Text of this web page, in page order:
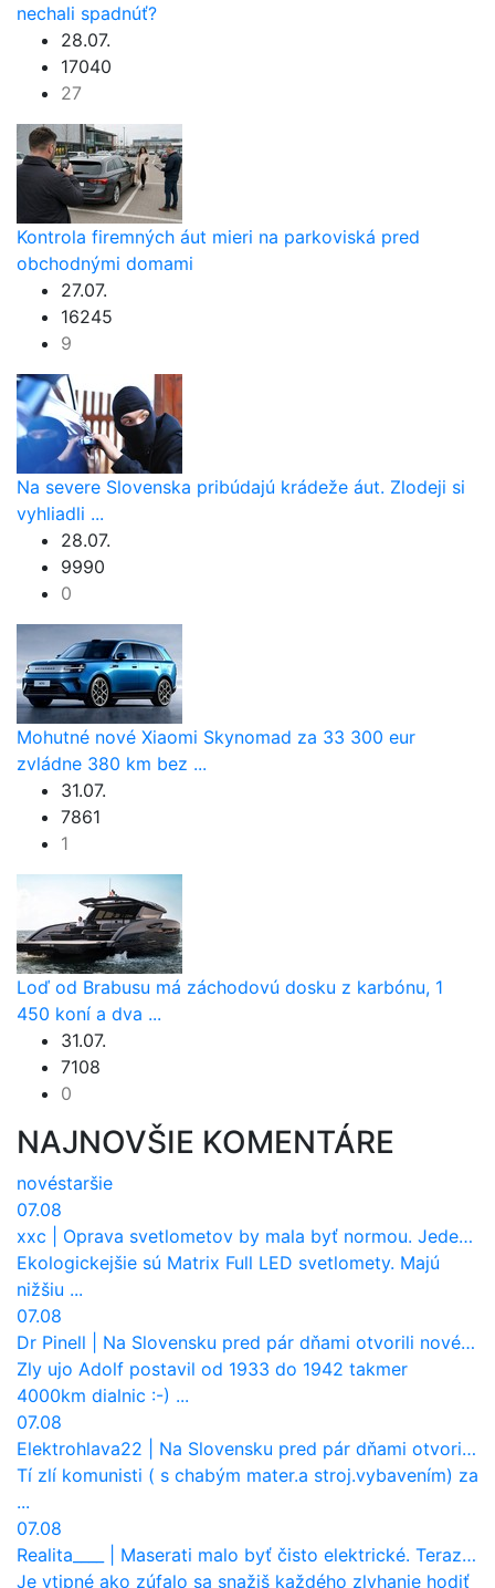
nechali spadnúť?
28.07.
17040
27
Kontrola firemných áut mieri na parkoviská pred
obchodnými domami
27.07.
16245
9
Na severe Slovenska pribúdajú krádeže áut. Zlodeji si
vyhliadli ...
28.07.
9990
0
Mohutné nové Xiaomi Skynomad za 33 300 eur
zvládne 380 km bez ...
31.07.
7861
1
Loď od Brabusu má záchodovú dosku z karbónu, 1
450 koní a dva ...
31.07.
7108
0
NAJNOVŠIE KOMENTÁRE
novéstaršie
07.08
xxc
Oprava svetlometov by mala byť normou. Jeden nový dnes stojí priemerne 1251 eur!
Ekologickejšie sú Matrix Full LED svetlomety. Majú
nižšiu ...
07.08
Dr Pinell
Na Slovensku pred pár dňami otvorili nové mosty, ktoré to sú?
Zly ujo Adolf postavil od 1933 do 1942 takmer
4000km dialnic :-) ...
07.08
Elektrohlava22
Na Slovensku pred pár dňami otvorili nové mosty, ktoré to sú?
Tí zlí komunisti ( s chabým mater.a stroj.vybavením) za
...
07.08
Realita____
Maserati malo byť čisto elektrické. Teraz zisťuje, že potrebuje nový osemvalcový motor
Je vtipné ako zúfalo sa snažiš každého zlyhanie hodiť